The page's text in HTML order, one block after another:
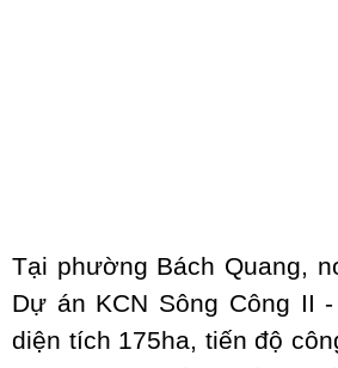
Tại phường Bách Quang,
Dự án KCN Sông Công II
diện tích 175ha, tiến độ